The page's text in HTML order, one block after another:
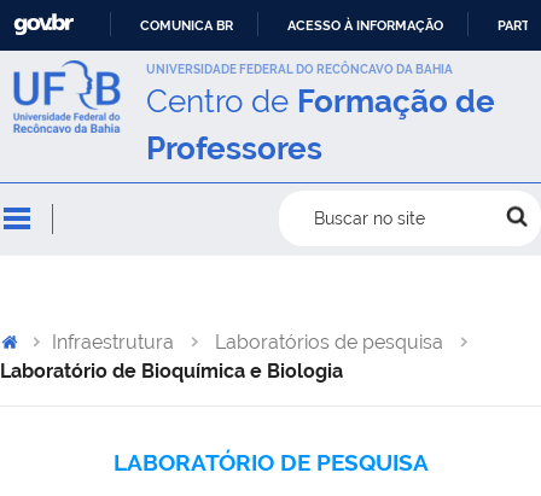
IR
PARA
CONTEÚDO
COMUNICA BR ACESSO À INFORMAÇÃO
UNIVERSIDADE FEDERAL DO RECÔNCAVO DA BAHIA
Centro de Formação de
Professores
Buscar no site
Infraestrutura
Laboratórios de pesquisa
Laboratório de Bioquímica e Biologia
LABORATÓRIO DE PESQUISA